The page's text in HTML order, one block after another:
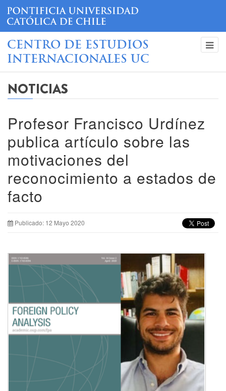
CENTRO DE ESTUDIOS
INTERNACIONALES UC
NOTICIAS
Profesor Francisco Urdínez
publica artículo sobre las
motivaciones del
reconocimiento a estados de
facto
Publicado: 12 Mayo 2020